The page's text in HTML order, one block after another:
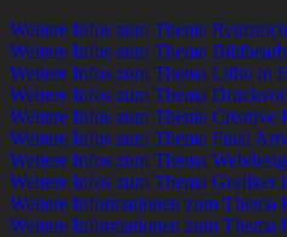
Weitere Infos zum Thema
Weitere Infos zum Thema
Weitere Infos zum Thema Litho in
Weitere Infos zum Thema
Weitere Infos zum Thema Creative
Weitere Infos zum Thema Final
Weitere Infos zum Thema
Weitere Infos zum Thema Grafiker
Weitere Informationen zum Thema
Weitere Informationen zum Thema